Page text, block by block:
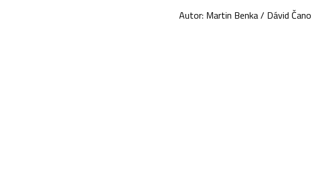
Autor: Martin Benka / Dávid Čano